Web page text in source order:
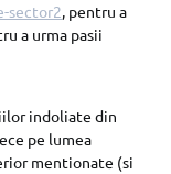
sector2, pentru a
a urma pasii
indoliate din
pe lumea
mentionate (si